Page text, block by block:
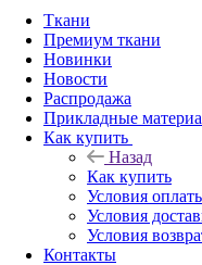
Ткани
Премиум ткани
Новинки
Новости
Распродажа
Прикладные
Как купить
Назад
Как купить
Условия
Условия
Условия
Контакты